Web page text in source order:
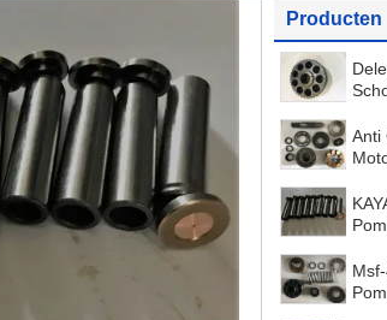
Producten
Anti
van